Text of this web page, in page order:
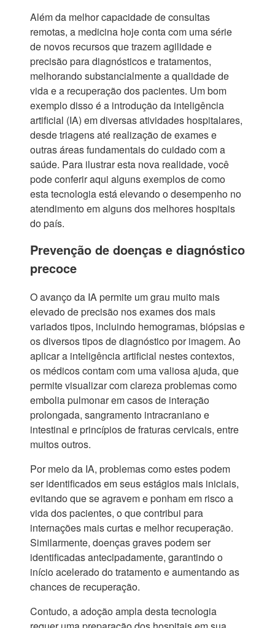
Além da melhor capacidade de consultas
remotas, a medicina hoje conta com uma série
de novos recursos que trazem agilidade e
precisão para diagnósticos e tratamentos,
melhorando substancialmente a qualidade de
vida e a recuperação dos pacientes. Um bom
exemplo disso é a introdução da inteligência
artificial (IA) em diversas atividades hospitalares,
desde triagens até realização de exames e
outras áreas fundamentais do cuidado com a
saúde. Para ilustrar esta nova realidade, você
pode conferir aqui alguns exemplos de como
esta tecnologia está elevando o desempenho no
atendimento em alguns dos melhores hospitais
do país.
Prevenção de doenças e diagnóstico
precoce
O avanço da IA permite um grau muito mais
elevado de precisão nos exames dos mais
variados tipos, incluindo hemogramas, biópsias e
os diversos tipos de diagnóstico por imagem. Ao
aplicar a inteligência artificial nestes contextos,
os médicos contam com uma valiosa ajuda, que
permite visualizar com clareza problemas como
embolia pulmonar em casos de interação
prolongada, sangramento intracraniano e
intestinal e princípios de fraturas cervicais, entre
muitos outros.
Por meio da IA, problemas como estes podem
ser identificados em seus estágios mais iniciais,
evitando que se agravem e ponham em risco a
vida dos pacientes, o que contribui para
internações mais curtas e melhor recuperação.
Similarmente, doenças graves podem ser
identificadas antecipadamente, garantindo o
início acelerado do tratamento e aumentando as
chances de recuperação.
Contudo, a adoção ampla desta tecnologia